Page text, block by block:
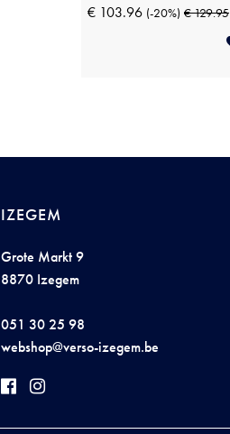
€ 103.96 (-20%) € 129.95
IZEGEM
Grote Markt 9
8870 Izegem
051 30 25 98
webshop@verso-izegem.be